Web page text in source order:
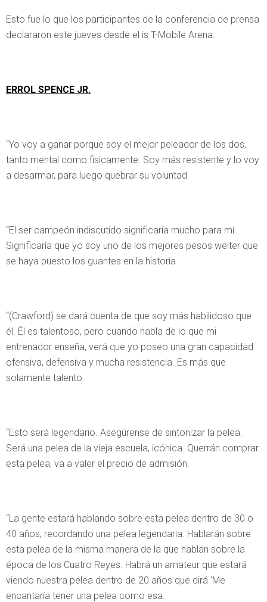
Esto fue lo que los participantes de la conferencia de prensa
declararon este jueves desde el is T-Mobile Arena:
ERROL SPENCE JR.
“Yo voy a ganar porque soy el mejor peleador de los dos,
tanto mental como físicamente. Soy más resistente y lo voy
a desarmar, para luego quebrar su voluntad
“El ser campeón indiscutido significaría mucho para mí.
Significaría que yo soy uno de los mejores pesos welter que
se haya puesto los guantes en la historia
“(Crawford) se dará cuenta de que soy más habilidoso que
él. Él es talentoso, pero cuando habla de lo que mi
entrenador enseña, verá que yo poseo una gran capacidad
ofensiva, defensiva y mucha resistencia. Es más que
solamente talento.
“Esto será legendario. Asegúrense de sintonizar la pelea.
Será una pelea de la vieja escuela, icónica. Querrán comprar
esta pelea, va a valer el precio de admisión.
“La gente estará hablando sobre esta pelea dentro de 30 o
40 años, recordando una pelea legendaria. Hablarán sobre
esta pelea de la misma manera de la que hablan sobre la
época de los Cuatro Reyes. Habrá un amateur que estará
viendo nuestra pelea dentro de 20 años que dirá ‘Me
encantaría tener una pelea como esa.